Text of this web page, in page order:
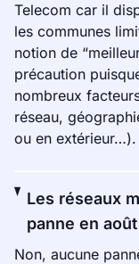
Telecom car il
les communes
notion de
précaution
nombreux
réseau,
ou en extérieur…).
Les réseaux
panne en
Non, aucune